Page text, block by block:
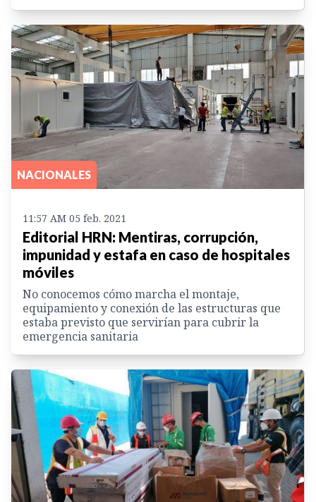
NACIONALES
11:57 AM 05 feb. 2021
Editorial HRN: Mentiras, corrupción,
impunidad y estafa en caso de hospitales
móviles
No conocemos cómo marcha el montaje,
equipamiento y conexión de las estructuras que
estaba previsto que servirían para cubrir la
emergencia sanitaria